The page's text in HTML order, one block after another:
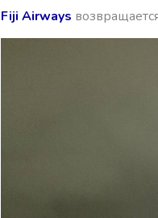
Fiji Airways